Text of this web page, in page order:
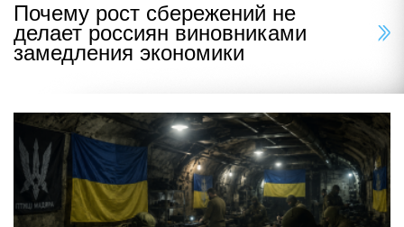
Почему рост сбережений не
делает россиян виновниками
замедления экономики